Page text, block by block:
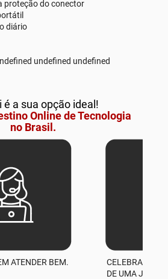
proteção do conector
diário
undefined undefined
é a sua opção ideal!
Online de Tecnologia
no Brasil.
ATENDER BEM.
CELEBRAMOS
DE UMA